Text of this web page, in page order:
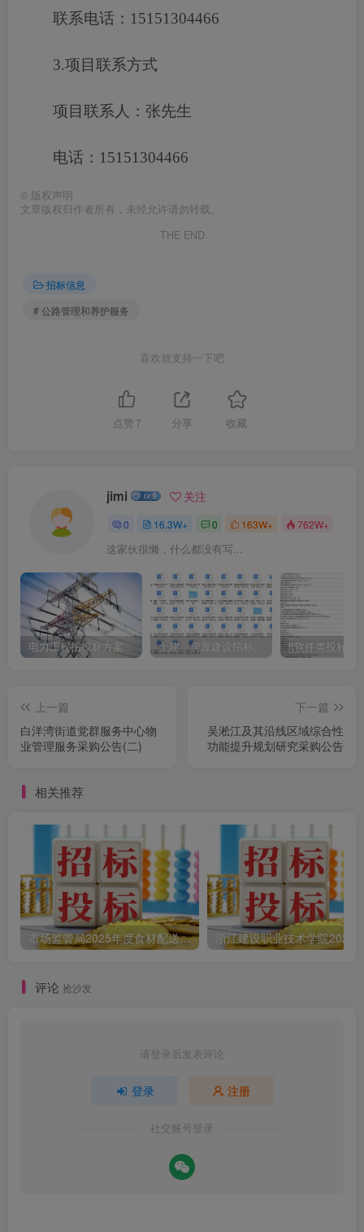
联系电话：15151304466
3.项目联系方式
项目联系人：张先生
电话：15151304466
© 版权声明
文章版权归作者所有，未经允许请勿转载。
THE END
招标信息
# 公路管理和养护服务
喜欢就支持一下吧
点赞 7 分享 收藏
jimi 关注
0 16.3W+ 0 163W+ 762W+
这家伙很懒，什么都没有写...
电力工程招投标方案模板 土建、房屋建设招标文件标书模板 it软件类投标书
上一篇
白洋湾街道党群服务中心物
业管理服务采购公告(二)
下一篇
吴淞江及其沿线区域综合性
功能提升规划研究采购公告
相关推荐
市场监管局2025年度食材配送采购公告
评论 抢沙发
请登录后发表评论
登录 注册
社交账号登录